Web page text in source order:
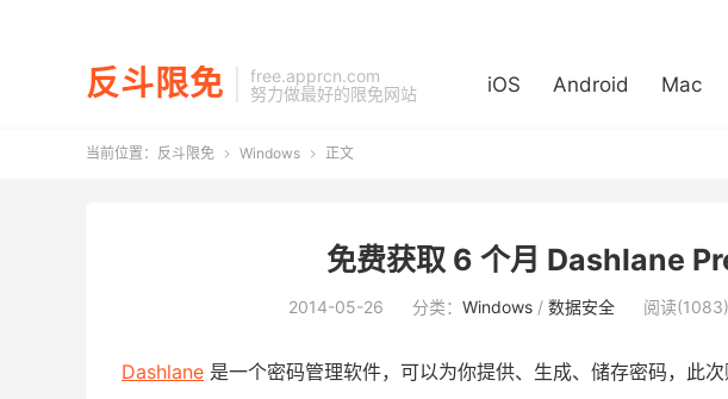
反斗限免
free.apprcn.com
努力做最好的限免网站
iOS Android Mac
当前位置： 反斗限免  Windows  正文
免费获取 6 个月 Dashlane
2014-05-26 分类： Windows/ 数据安全 阅读(1083)
Dashlane 是一个密码管理软件，可以为你提供、生成、储存密码，此次